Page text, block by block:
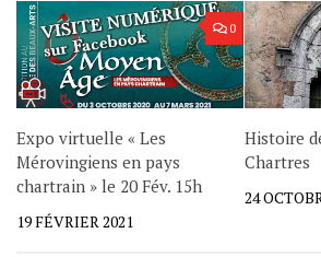
0
Expo virtuelle « Les
Mérovingiens en pays
chartrain » le 20 Fév. 15h
19 FÉVRIER 2021
Histoire
Chartres
24